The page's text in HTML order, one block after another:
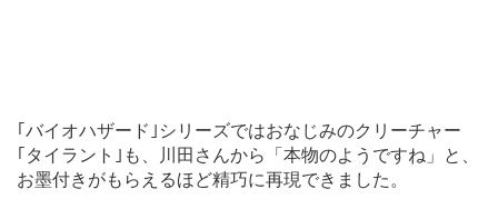
｢バイオハザード｣シリーズではおなじみのクリーチャー
｢タイラント｣も、川田さんから「本物のようですね」と、
お墨付きがもらえるほど精巧に再現できました。